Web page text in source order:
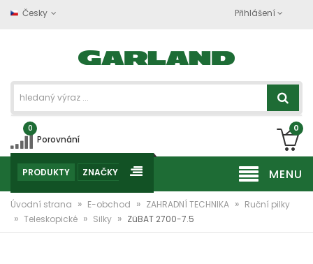
Česky Přihlášení
0
Porovnání
0
MENU
PRODUKTY ZNAČKY
Úvodní strana » E-obchod » ZAHRADNÍ TECHNIKA » Ruční pilky
» Teleskopické » Silky » ZüBAT 2700-7.5